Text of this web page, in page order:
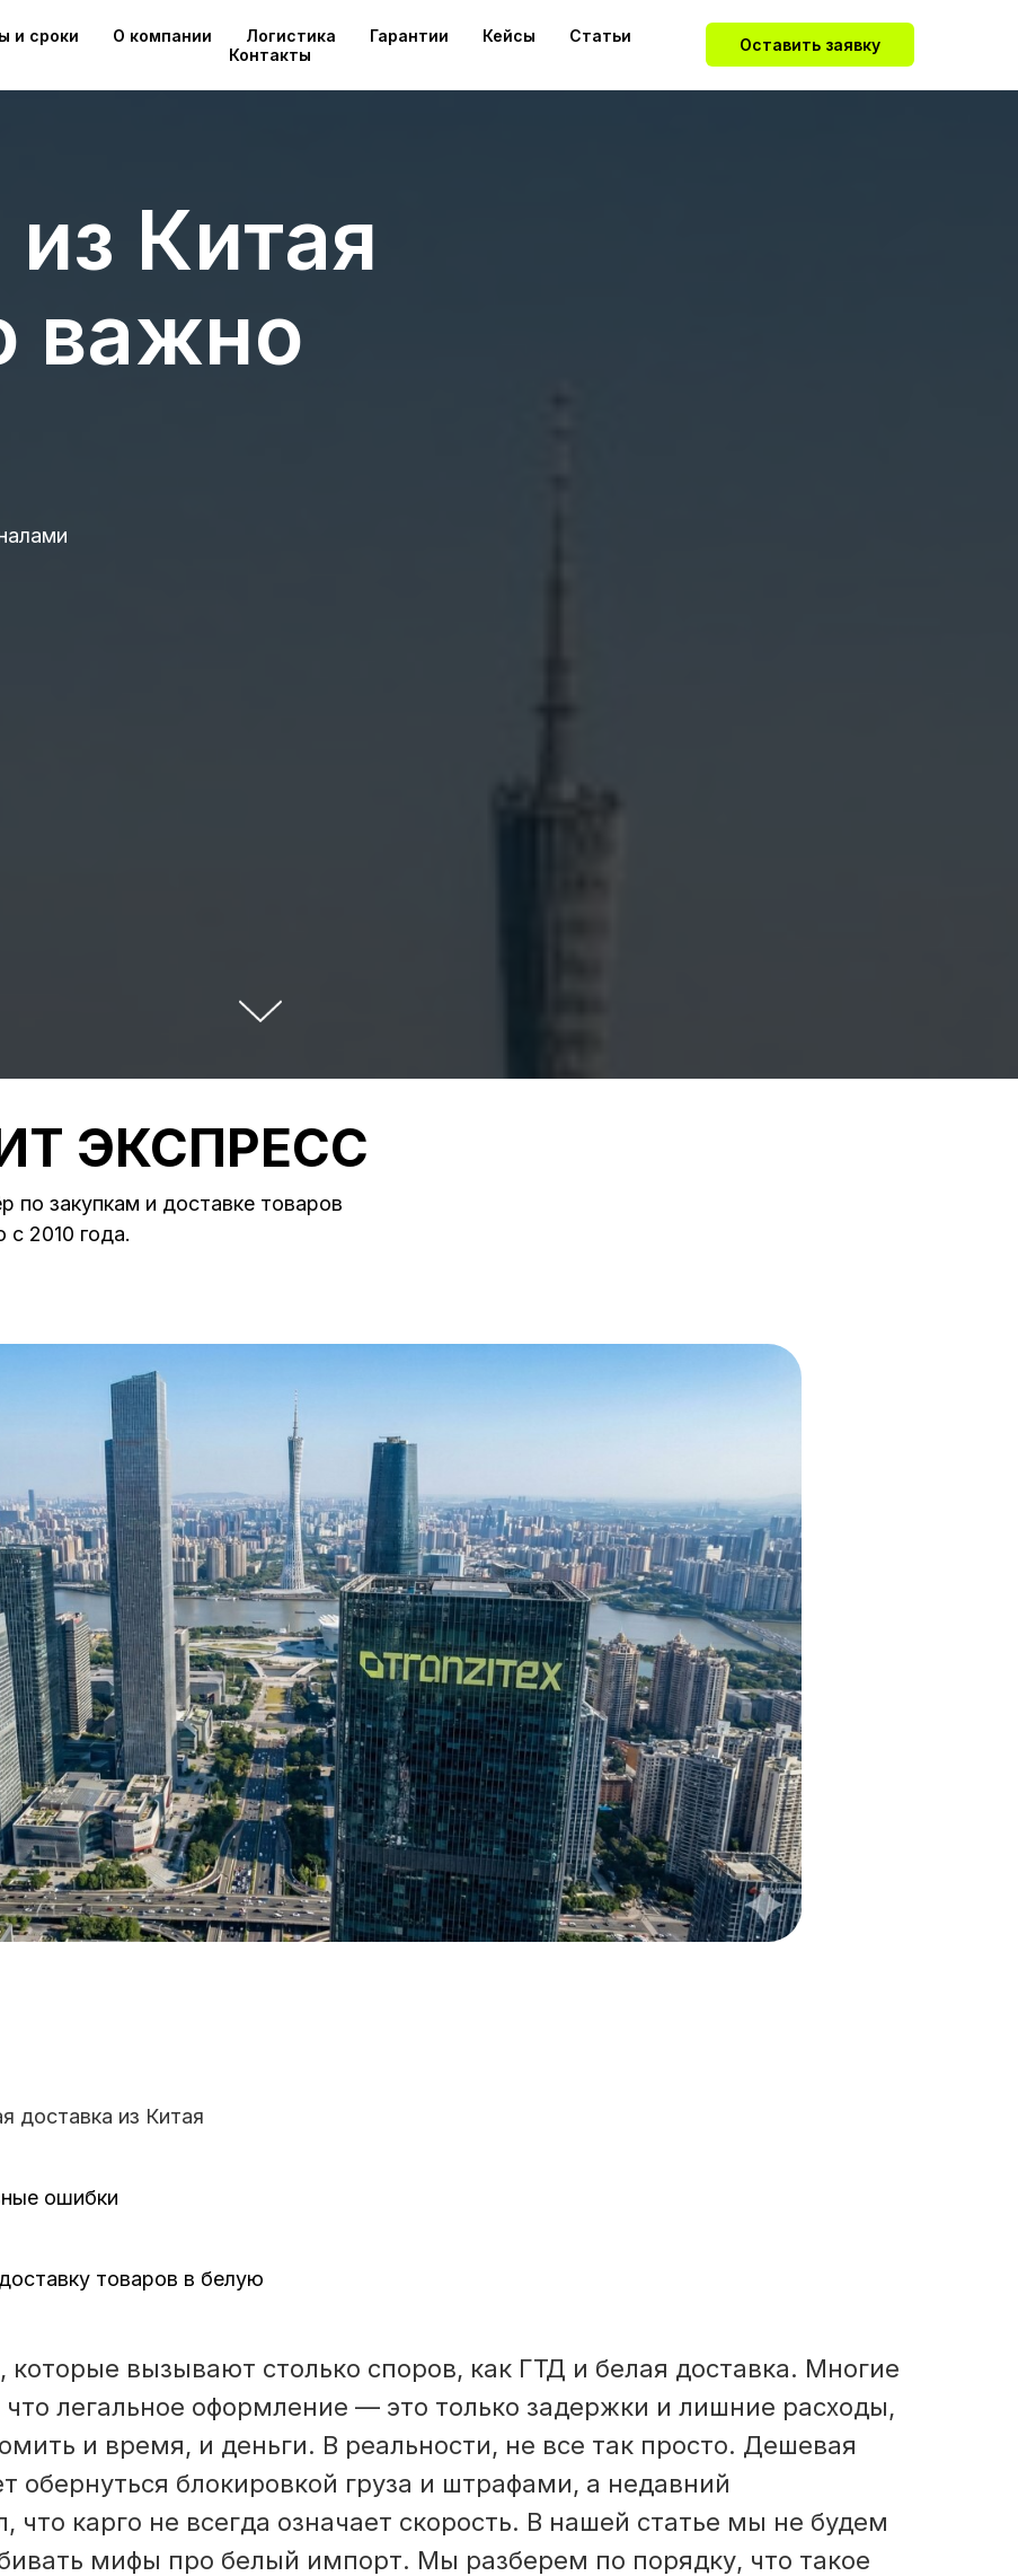
и сроки О компании Логистика Гарантии Кейсы
Статьи
Контакты
Оставить заявку
Китая
важно
ЭКСПРЕСС
по закупкам и доставке товаров
с 2010 года.
доставка из Китая
ошибки
товаров в белую
которые вызывают столько споров, как ГТД и белая доставка. Многие
легальное оформление — это только задержки и лишние расходы,
и время, и деньги. В реальности, не все так просто. Дешевая
обернуться блокировкой груза и штрафами, а недавний
что карго не всегда означает скорость. В нашей статье мы не будем
мифы про белый импорт. Мы разберем по порядку, что такое